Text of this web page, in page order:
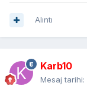
Alıntı
Karb10
Mesaj tarihi: